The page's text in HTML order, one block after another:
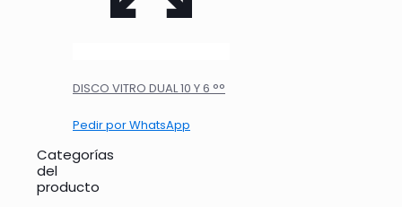
DISCO VITRO DUAL 10 Y 6 °°
Pedir por WhatsApp
Categorías
del
producto